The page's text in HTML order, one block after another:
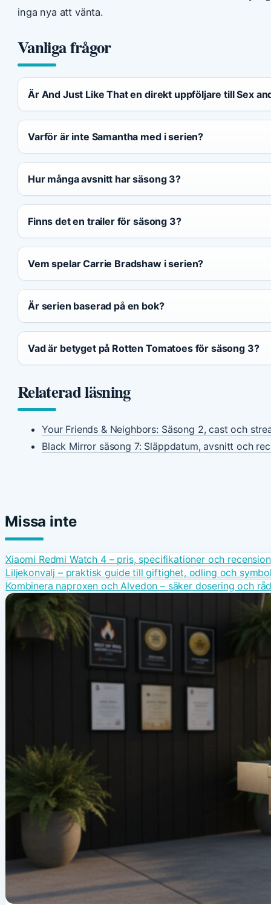
inga nya att vänta.
Vanliga frågor
Är And Just Like That en direkt uppföljare till Sex
Varför är inte Samantha med i serien?
Hur många avsnitt har säsong 3?
Finns det en trailer för säsong 3?
Vem spelar Carrie Bradshaw i serien?
Är serien baserad på en bok?
Vad är betyget på Rotten Tomatoes för säsong 3?
Relaterad läsning
Your Friends & Neighbors: Säsong 2, cast och
Black Mirror säsong 7: Släppdatum, avsnitt och
Missa inte
Xiaomi Redmi Watch 4 – pris, specifikationer och recension
Liljekonvalj – praktisk guide till giftighet, odling och
Kombinera naproxen och Alvedon – säker dosering och